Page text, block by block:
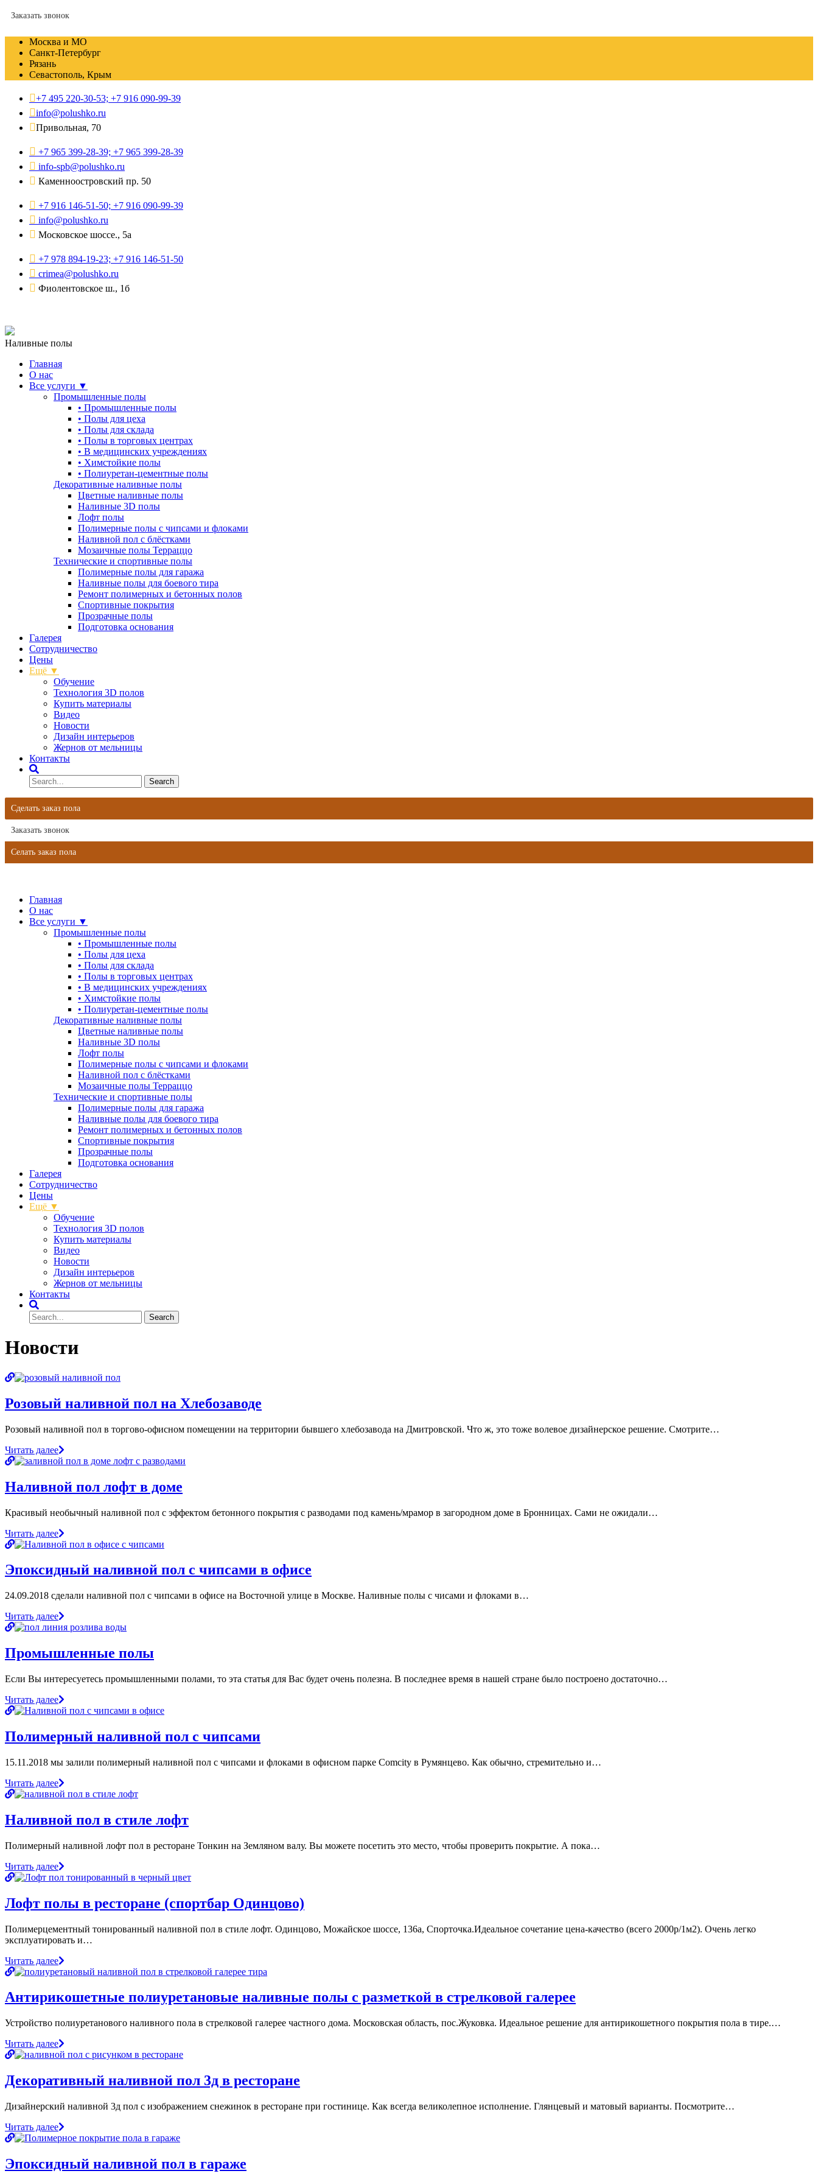
Заказать звонок
Москва и МО
Санкт-Петербург
Рязань
Севастополь, Крым
+7 495 220-30-53; +7 916 090-99-39
info@polushko.ru
Привольная, 70
+7 965 399-28-39; +7 965 399-28-39
info-spb@polushko.ru
Каменноостровский пр. 50
+7 916 146-51-50; +7 916 090-99-39
info@polushko.ru
Московское шоссе., 5а
+7 978 894-19-23; +7 916 146-51-50
crimea@polushko.ru
Фиолентовское ш., 1б
Наливные полы
Главная
О нас
Все услуги ▼
Промышленные полы
• Промышленные полы
• Полы для цеха
• Полы для склада
• Полы в торговых центрах
• В медицинских учреждениях
• Химстойкие полы
• Полиуретан-цементные полы
Декоративные наливные полы
Цветные наливные полы
Наливные 3D полы
Лофт полы
Полимерные полы с чипсами и флоками
Наливной пол с блёстками
Мозаичные полы Терраццо
Технические и спортивные полы
Полимерные полы для гаража
Наливные полы для боевого тира
Ремонт полимерных и бетонных полов
Спортивные покрытия
Прозрачные полы
Подготовка основания
Галерея
Сотрудничество
Цены
Ещё ▼
Обучение
Технология 3D полов
Купить материалы
Видео
Новости
Дизайн интерьеров
Жернов от мельницы
Контакты
Сделать заказ пола
Заказать звонок
Селать заказ пола
Главная
О нас
Все услуги ▼
Промышленные полы
• Промышленные полы
• Полы для цеха
• Полы для склада
• Полы в торговых центрах
• В медицинских учреждениях
• Химстойкие полы
• Полиуретан-цементные полы
Декоративные наливные полы
Цветные наливные полы
Наливные 3D полы
Лофт полы
Полимерные полы с чипсами и флоками
Наливной пол с блёстками
Мозаичные полы Терраццо
Технические и спортивные полы
Полимерные полы для гаража
Наливные полы для боевого тира
Ремонт полимерных и бетонных полов
Спортивные покрытия
Прозрачные полы
Подготовка основания
Галерея
Сотрудничество
Цены
Ещё ▼
Обучение
Технология 3D полов
Купить материалы
Видео
Новости
Дизайн интерьеров
Жернов от мельницы
Контакты
Новости
Розовый наливной пол на Хлебозаводе
Розовый наливной пол в торгово-офисном помещении на территории бывшего хлебозавода на Дмитровской. Что ж, это тоже волевое дизайнерское решение. Смотрите…
Читать далее
Наливной пол лофт в доме
Красивый необычный наливной пол с эффектом бетонного покрытия с разводами под камень/мрамор в загородном доме в Бронницах. Сами не ожидали…
Читать далее
Эпоксидный наливной пол с чипсами в офисе
24.09.2018 сделали наливной пол с чипсами в офисе на Восточной улице в Москве. Наливные полы с чисами и флоками в…
Читать далее
Промышленные полы
Если Вы интересуетесь промышленными полами, то эта статья для Вас будет очень полезна. В последнее время в нашей стране было построено достаточно…
Читать далее
Полимерный наливной пол с чипсами
15.11.2018 мы залили полимерный наливной пол с чипсами и флоками в офисном парке Comcity в Румянцево. Как обычно, стремительно и…
Читать далее
Наливной пол в стиле лофт
Полимерный наливной лофт пол в ресторане Тонкин на Земляном валу. Вы можете посетить это место, чтобы проверить покрытие. А пока…
Читать далее
Лофт полы в ресторане (спортбар Одинцово)
Полимерцементный тонированный наливной пол в стиле лофт. Одинцово, Можайское шоссе, 136а, Спорточка.Идеальное сочетание цена-качество (всего 2000р/1м2). Очень легко
эксплуатировать и…
Читать далее
Антирикошетные полиуретановые наливные полы с разметкой в стрелковой галерее
Устройство полиуретанового наливного пола в стрелковой галерее частного дома. Московская область, пос.Жуковка. Идеальное решение для антирикошетного покрытия пола в тире.…
Читать далее
Декоративный наливной пол 3д в ресторане
Дизайнерский наливной 3д пол с изображением снежинок в ресторане при гостинице. Как всегда великолепное исполнение. Глянцевый и матовый варианты. Посмотрите…
Читать далее
Эпоксидный наливной пол в гараже